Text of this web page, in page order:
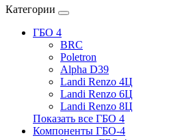
Категории
ГБО 4
BRC
Poletron
Alpha D39
Landi Renzo 4Ц
Landi Renzo 6Ц
Landi Renzo 8Ц
Показать все ГБО 4
Компоненты ГБО-4